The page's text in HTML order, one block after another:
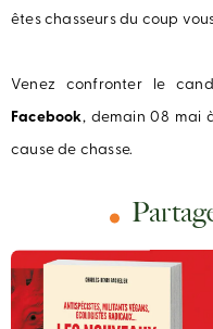
êtes chasseurs du coup
Venez confronter le
Facebook, demain 08 mai
cause de chasse.